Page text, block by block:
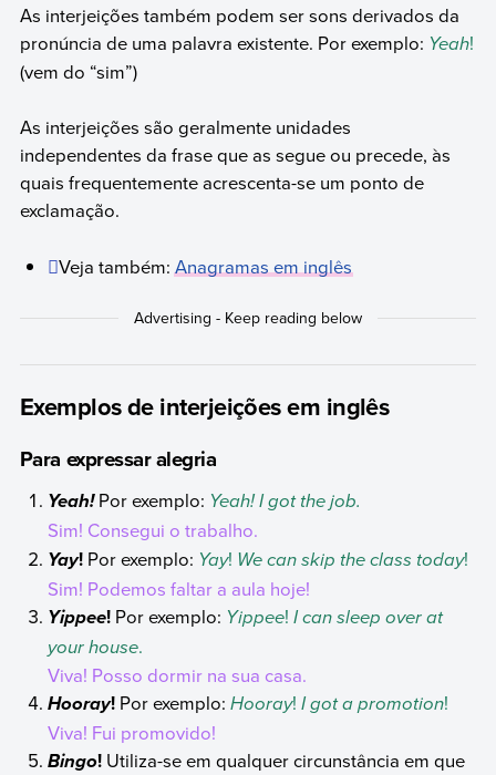
As interjeições também podem ser sons derivados da
pronúncia de uma palavra existente. Por exemplo: Yeah!
(vem do “sim”)
As interjeições são geralmente unidades
independentes da frase que as segue ou precede, às
quais frequentemente acrescenta-se um ponto de
exclamação.
Veja também:Anagramas em inglês
Exemplos de interjeições em inglês
Para expressar alegria
Yeah! Por exemplo: Yeah! I got the job.
Sim! Consegui o trabalho.
Yay! Por exemplo: Yay! We can skip the class today!
Sim! Podemos faltar a aula hoje!
Yippee! Por exemplo: Yippee!I can sleep over at
your house.
Viva! Posso dormir na sua casa.
Hooray! Por exemplo:Hooray!I got a promotion!
Viva! Fui promovido!
Bingo! Utiliza-se em qualquer circunstância em que